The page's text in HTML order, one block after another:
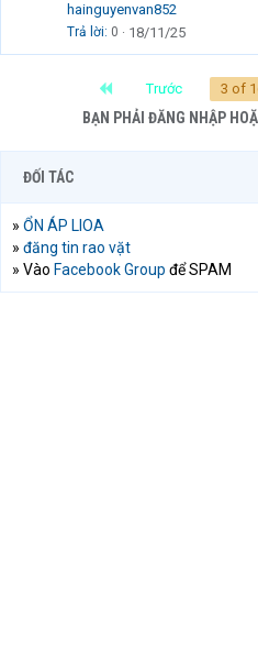
hainguyenvan852
Trả lời 0 18/11/25
First Trước 3 of
BẠN PHẢI ĐĂNG NHẬP
ĐỐI TÁC
» ỔN ÁP LIOA
» đăng tin rao vặt
» Vào Facebook Group để SPAM